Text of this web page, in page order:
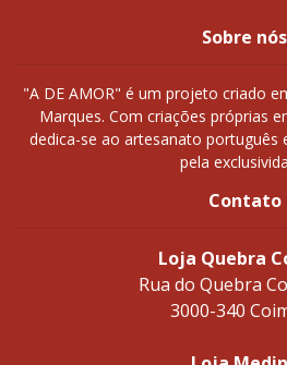
Sobre nós
"A DE AMOR" é um projeto criado
Marques. Com criações próprias
dedica-se ao artesanato português
pela
Contato
Loja Quebra
Rua do Quebra
3000-340